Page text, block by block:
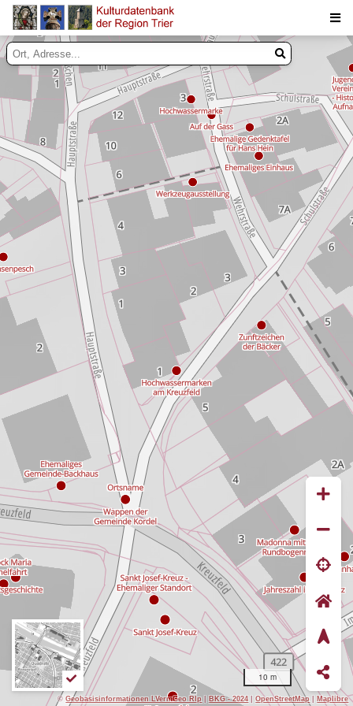
10 m
Suche
Inhalte
©Geobasisinformationen LVermGeo Rlp |BKG - 2024 |OpenStreetMap |Maplibre